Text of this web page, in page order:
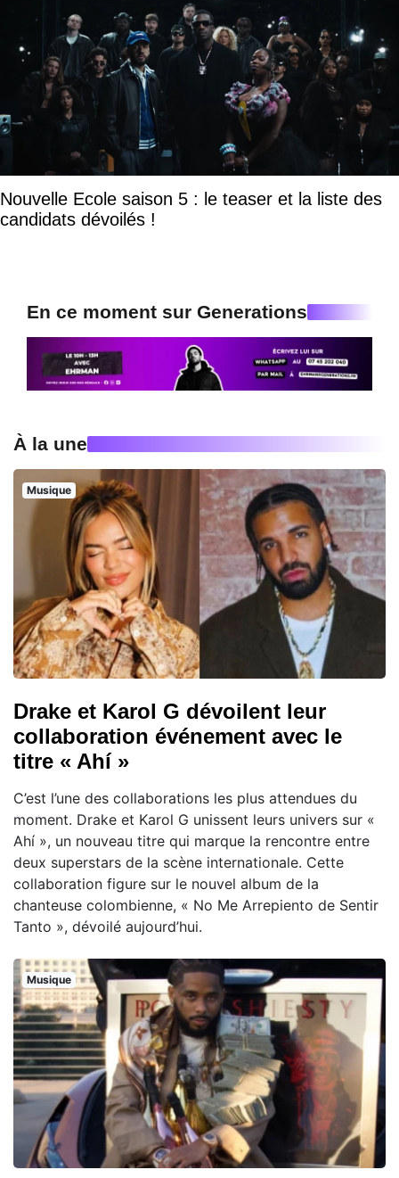
Nouvelle Ecole saison 5 : le teaser et la liste des
candidats dévoilés !
En ce moment sur Generations
À la une
Musique
Drake et Karol G dévoilent leur
collaboration événement avec le
titre « Ahí »
C’est l’une des collaborations les plus attendues du
moment. Drake et Karol G unissent leurs univers sur «
Ahí », un nouveau titre qui marque la rencontre entre
deux superstars de la scène internationale. Cette
collaboration figure sur le nouvel album de la
chanteuse colombienne, « No Me Arrepiento de Sentir
Tanto », dévoilé aujourd’hui.
Musique